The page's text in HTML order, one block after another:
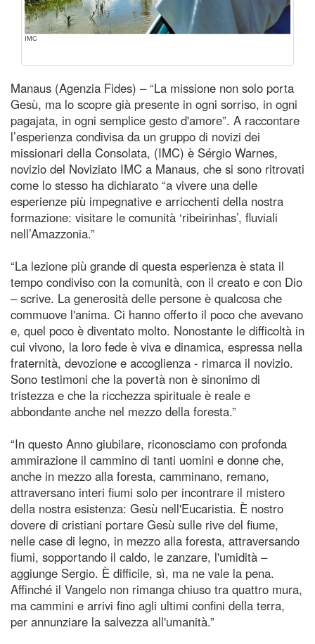
IMC
Manaus (Agenzia Fides) – “La missione non solo porta
Gesù, ma lo scopre già presente in ogni sorriso, in ogni
pagajata, in ogni semplice gesto d'amore”. A raccontare
l’esperienza condivisa da un gruppo di novizi dei
missionari della Consolata, (IMC) è Sérgio Warnes,
novizio del Noviziato IMC a Manaus, che si sono ritrovati
come lo stesso ha dichiarato “a vivere una delle
esperienze più impegnative e arricchenti della nostra
formazione: visitare le comunità ‘ribeirinhas’, fluviali
nell’Amazzonia.”
“La lezione più grande di questa esperienza è stata il
tempo condiviso con la comunità, con il creato e con Dio
– scrive. La generosità delle persone è qualcosa che
commuove l'anima. Ci hanno offerto il poco che avevano
e, quel poco è diventato molto. Nonostante le difficoltà in
cui vivono, la loro fede è viva e dinamica, espressa nella
fraternità, devozione e accoglienza - rimarca il novizio.
Sono testimoni che la povertà non è sinonimo di
tristezza e che la ricchezza spirituale è reale e
abbondante anche nel mezzo della foresta.”
“In questo Anno giubilare, riconosciamo con profonda
ammirazione il cammino di tanti uomini e donne che,
anche in mezzo alla foresta, camminano, remano,
attraversano interi fiumi solo per incontrare il mistero
della nostra esistenza: Gesù nell'Eucaristia. È nostro
dovere di cristiani portare Gesù sulle rive del fiume,
nelle case di legno, in mezzo alla foresta, attraversando
fiumi, sopportando il caldo, le zanzare, l'umidità –
aggiunge Sergio. È difficile, sì, ma ne vale la pena.
Affinché il Vangelo non rimanga chiuso tra quattro mura,
ma cammini e arrivi fino agli ultimi confini della terra,
per annunziare la salvezza all'umanità.”